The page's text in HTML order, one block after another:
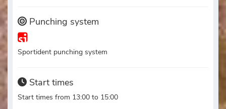
Punching system
Sportident punching system
Start times
Start times from 13:00 to 15:00